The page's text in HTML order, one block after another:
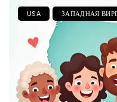
USA ЗАПАДНАЯ